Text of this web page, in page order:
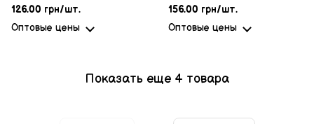
126.00 грн/шт.
Оптовые цены
156.00 грн/шт.
Оптовые цены
Показать еще 4 товара